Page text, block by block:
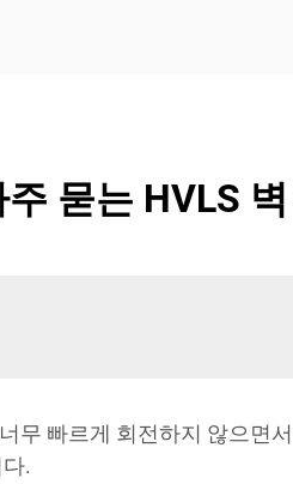
묻는 HVLS
무 빠르게 회전하지 않으면
.